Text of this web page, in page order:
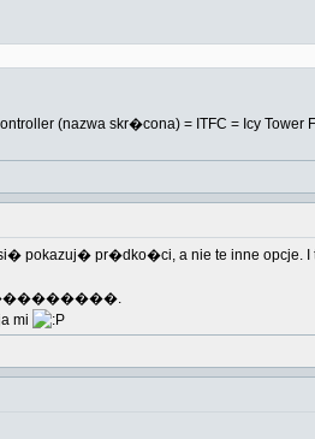
(nazwa skr�cona) = ITFC = Icy
pokazuj� pr�dko�ci, a nie te inne opcje. I
mi